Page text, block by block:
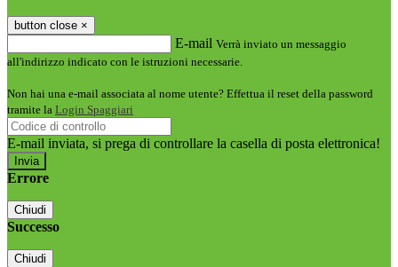
button close ×
E-mail Verrà inviato un messaggio
all'indirizzo indicato con le istruzioni necessarie.
Non hai una e-mail associata al nome utente? Effettua il reset della password
tramite la Login Spaggiari
E-mail inviata, si prega di controllare la casella di posta elettronica!
Errore
Chiudi
Successo
Chiudi